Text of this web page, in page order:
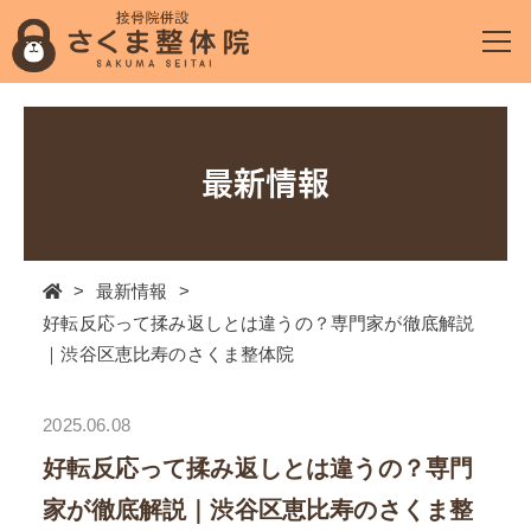
最新情報
> 最新情報
>
好転反応って揉み返しとは違うの？専門家が徹底解説
｜渋谷区恵比寿のさくま整体院
2025.06.08
好転反応って揉み返しとは違うの？専門
家が徹底解説｜渋谷区恵比寿のさくま整